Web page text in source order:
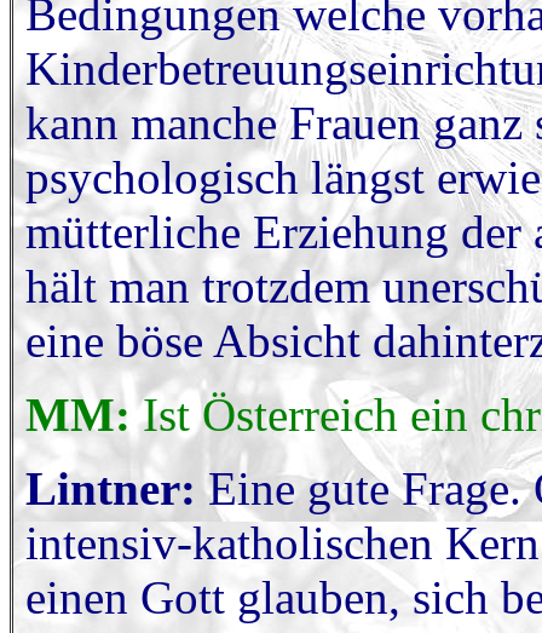
Bedingungen welche
kann manche Frauen
psychologisch längst
mütterliche Erziehung der
hält man trotzdem
eine böse Absicht
MM: Ist Österreich ein
Lintner: Eine gute Frage.
intensiv-katholischen
einen Gott glauben, sich